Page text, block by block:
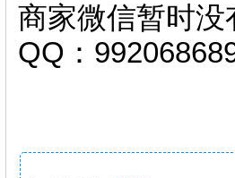
商家微信暂时
QQ：